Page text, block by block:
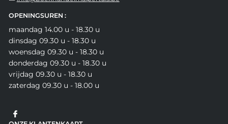
OPENINGSUREN :
maandag 14.00 u - 18.30 u
dinsdag 09.30 u - 18.30 u
woensdag 09.30 u - 18.30 u
donderdag 09.30 u - 18.30 u
vrijdag 09.30 u - 18.30 u
zaterdag 09.30 u - 18.00 u